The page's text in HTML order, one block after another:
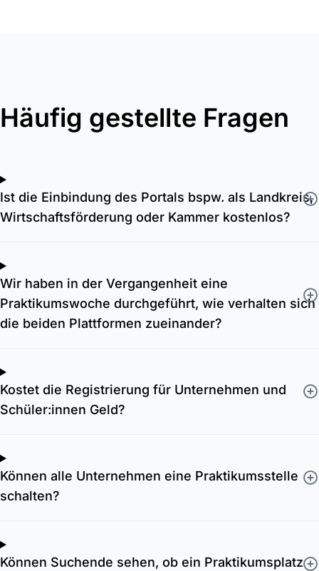
Häufig gestellte Fragen
Ist die Einbindung des Portals bspw. als Landkreis,
Wirtschaftsförderung oder Kammer kostenlos?
Wir haben in der Vergangenheit eine
Praktikumswoche durchgeführt, wie verhalten sich
die beiden Plattformen zueinander?
Kostet die Registrierung für Unternehmen und
Schüler:innen Geld?
Können alle Unternehmen eine Praktikumsstelle
schalten?
Können Suchende sehen, ob ein Praktikumsplatz